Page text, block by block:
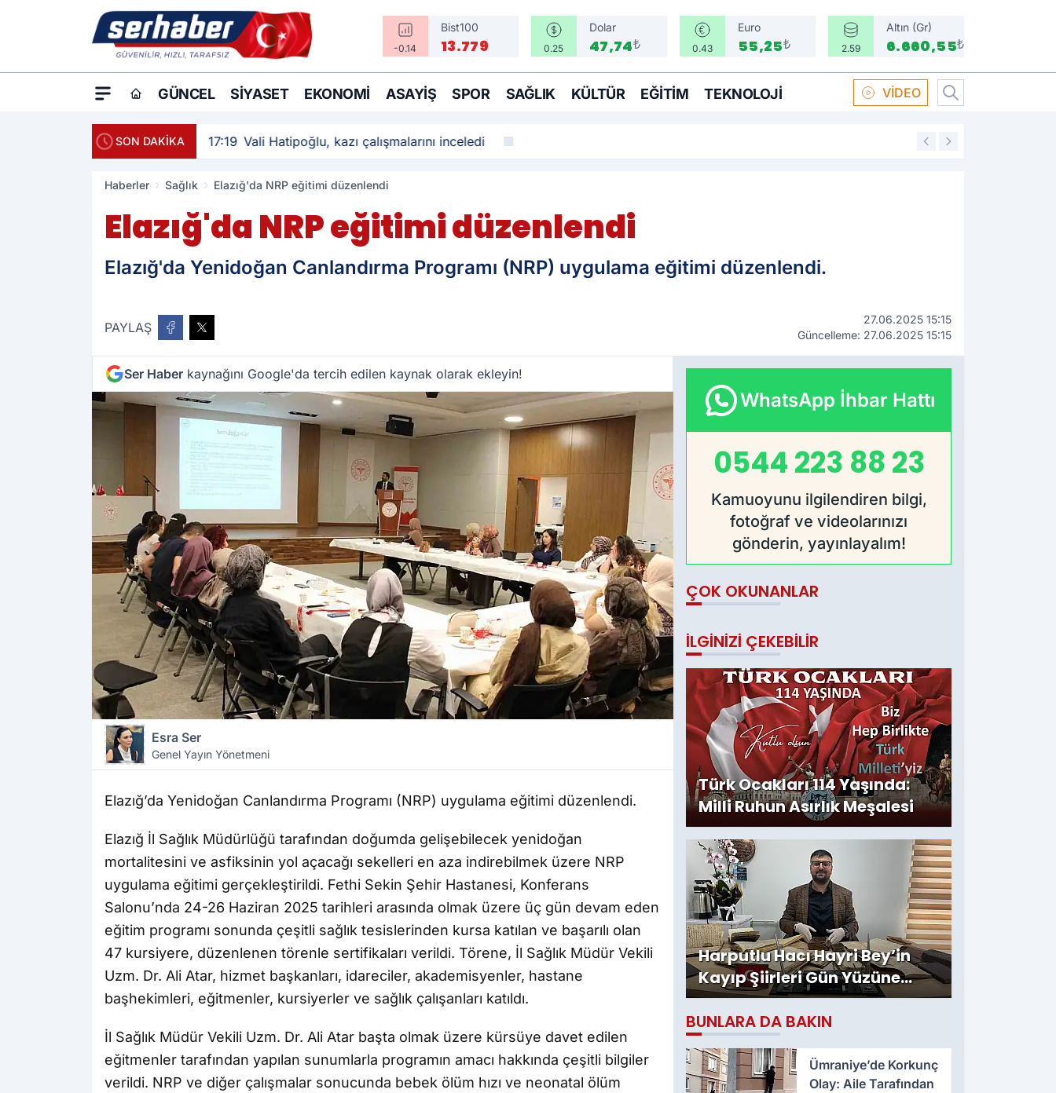
-0.14
Bist100
13.779 0.25
Dolar
47,74₺ 0.43
Euro
55,25₺ 2.59
Altın (Gr)
6.660,55₺
GÜNCEL SIYASET EKONOMI ASAYIŞ SPOR SAĞLIK KÜLTÜR EĞITIM TEKNOLOJI VİDEO
SON DAKİKA 17:19 Vali Hatipoğlu, kazı çalışmalarını inceledi 16:58
Haberler Sağlık Elazığ'da NRP eğitimi düzenlendi
Elazığ'da NRP eğitimi düzenlendi
Elazığ'da Yenidoğan Canlandırma Programı (NRP) uygulama eğitimi düzenlendi.
PAYLAŞ
27.06.2025 15:15
Güncelleme: 27.06.2025 15:15
Ser Haber kaynağını Google'da tercih edilen kaynak olarak ekleyin!
Esra Ser
Genel Yayın Yönetmeni
Elazığ’da Yenidoğan Canlandırma Programı (NRP) uygulama eğitimi düzenlendi.
Elazığ İl Sağlık Müdürlüğü tarafından doğumda gelişebilecek yenidoğan
mortalitesini ve asfiksinin yol açacağı sekelleri en aza indirebilmek üzere NRP
uygulama eğitimi gerçekleştirildi. Fethi Sekin Şehir Hastanesi, Konferans
Salonu’nda 24-26 Haziran 2025 tarihleri arasında olmak üzere üç gün devam eden
eğitim programı sonunda çeşitli sağlık tesislerinden kursa katılan ve başarılı olan
47 kursiyere, düzenlenen törenle sertifikaları verildi. Törene, İl Sağlık Müdür Vekili
Uzm. Dr. Ali Atar, hizmet başkanları, idareciler, akademisyenler, hastane
başhekimleri, eğitmenler, kursiyerler ve sağlık çalışanları katıldı.
İl Sağlık Müdür Vekili Uzm. Dr. Ali Atar başta olmak üzere kürsüye davet edilen
eğitmenler tarafından yapılan sunumlarla programın amacı hakkında çeşitli bilgiler
verildi. NRP ve diğer çalışmalar sonucunda bebek ölüm hızı ve neonatal ölüm
WhatsApp İhbar Hattı
0544 223 88 23
Kamuoyunu ilgilendiren bilgi,
fotoğraf ve videolarınızı
gönderin, yayınlayalım!
ÇOK OKUNANLAR
İLGINIZI ÇEKEBILIR
Türk Ocakları 114 Yaşında:
Milli Ruhun Asırlık Meşalesi
Harputlu Hacı Hayri Bey’in
Kayıp Şiirleri Gün Yüzüne
Çıktı
BUNLARA DA BAKIN
Ümraniye’de Korkunç
Olay: Aile Tarafından